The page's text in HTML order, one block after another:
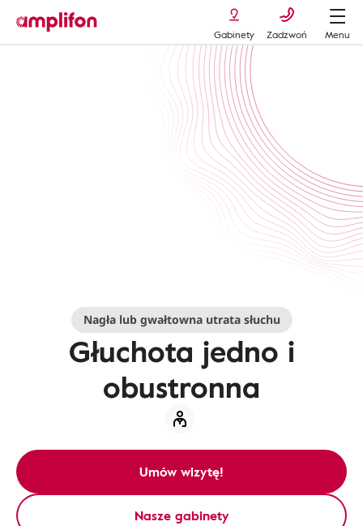
Gabinety Zadzwoń
Menu
Nagła lub gwałtowna utrata słuchu
Głuchota jedno i
obustronna
Umów wizytę!
Nasze gabinety